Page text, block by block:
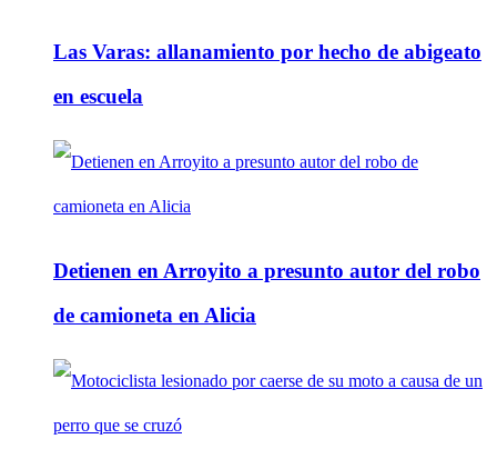
Las Varas: allanamiento por hecho de abigeato
en escuela
Detienen en Arroyito a presunto autor del robo
de camioneta en Alicia